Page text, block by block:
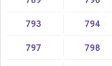
793 794
797 798